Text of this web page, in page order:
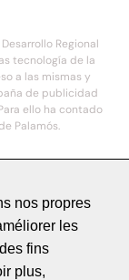
Regional
tecnología de la
a las mismas y
de publicidad
ello ha contado
Palamós.
derechos reservados
nos propres
les
fins
plus,